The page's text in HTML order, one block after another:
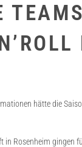
hätte die
in Rosenheim gingen